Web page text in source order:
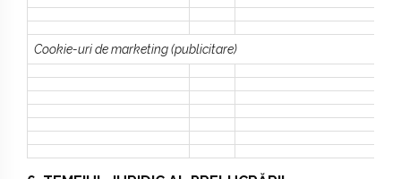
Cookie-uri de marketing (publicitare)